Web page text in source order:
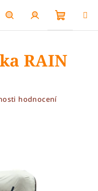
HledatPřihlášení
košík
RAIN
hodnocení